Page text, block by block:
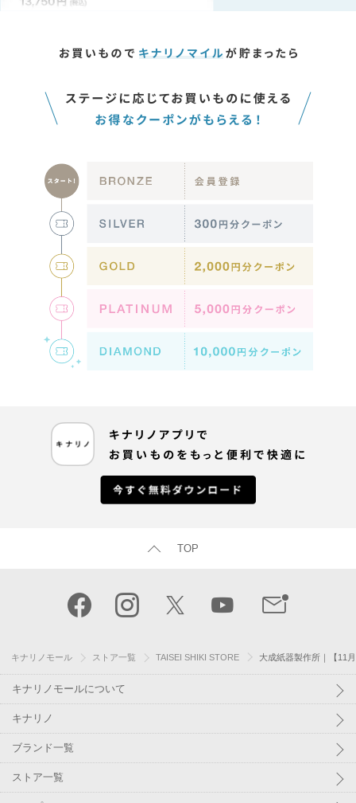
TOP
キナリノモール ストア一覧 TAISEI SHIKI STORE 大成紙器製作所｜【11
キナリノモールについて
キナリノ
ブランド一覧
ストア一覧